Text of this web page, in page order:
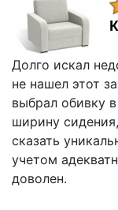
Долго искал
не нашел этот
выбрал обивку
ширину
сказать
учетом
доволен.